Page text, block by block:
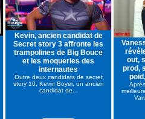
Kevin, ancien candidat de
Secret story 3 affronte les
trampolines de Big Bouce
et les moqueries des
internautes
Outre deux candidats de secret
story 10, Kevin Boyer, un ancien
candidat de...
out,
prod,